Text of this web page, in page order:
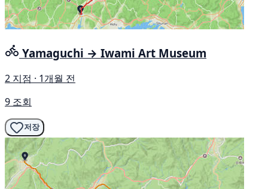
Yamaguchi → Iwami Art Museum
2 지점 · 1개월 전
9 조회
저장